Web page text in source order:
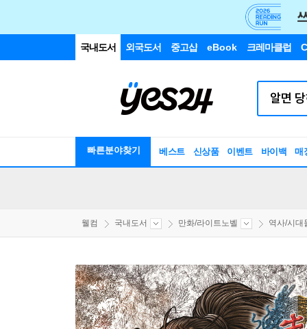
국내도서 외국도서 중고샵 eBook 크레마클럽
빠른분야찾기 베스트 신상품 이벤트 바이백 매
웰컴 국내도서 만화/라이트노벨 역사/시대